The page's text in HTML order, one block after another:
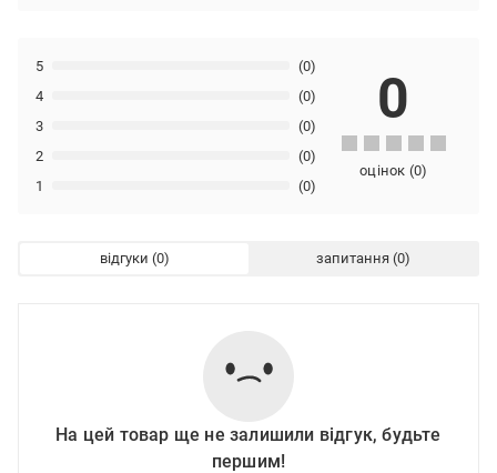
1 (0)
2 (0)
3 (0)
4 (0)
5 (0)
0
оцінок (0)
відгуки запитання
На цей товар ще не залишили відгук, будьте
першим!